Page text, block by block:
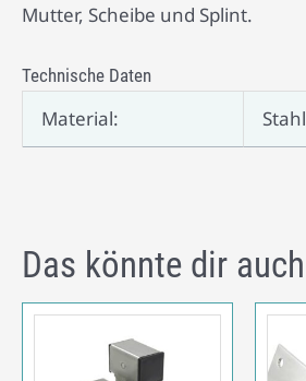
Mutter, Scheibe und Splint.
Technische Daten
Material:
Das könnte dir